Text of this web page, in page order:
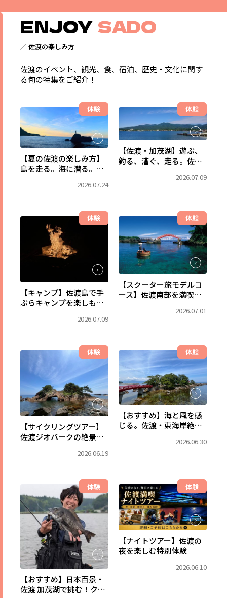
ENJOY SADO
／ 佐渡の楽しみ方
佐渡のイベント、観光、食、宿泊、歴史・文化に関す
る旬の特集をご紹介！
体験
【夏の佐渡の楽しみ方】
島を走る。海に潜る。森
を、まるごと遊び尽くす
2026.07.24
体験
【佐渡・加茂湖】遊ぶ、
釣る、漕ぐ、走る。佐渡
るフィールドへ。2026.07.09
体験
【キャンプ】佐渡島で手
ぶらキャンプを楽しも
ルなら佐渡アウトドアベ
2026.07.09
体験
【スクーター旅モデルコ
ース】佐渡南部を満喫！
2026.07.01
体験
【サイクリングツアー】
佐渡ジオパークの絶景を
海と大地の物語～2026.06.19
体験
【おすすめ】海と風を感
じる。佐渡・東海岸絶景
2026.06.30
体験
【おすすめ】日本百景・
佐渡 加茂湖で挑む！クロ
体験
【ナイトツアー】佐渡の
夜を楽しむ特別体験
2026.06.10